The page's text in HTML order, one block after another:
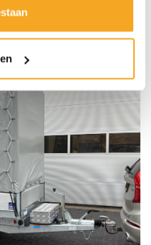
af. Bekijk
van recent